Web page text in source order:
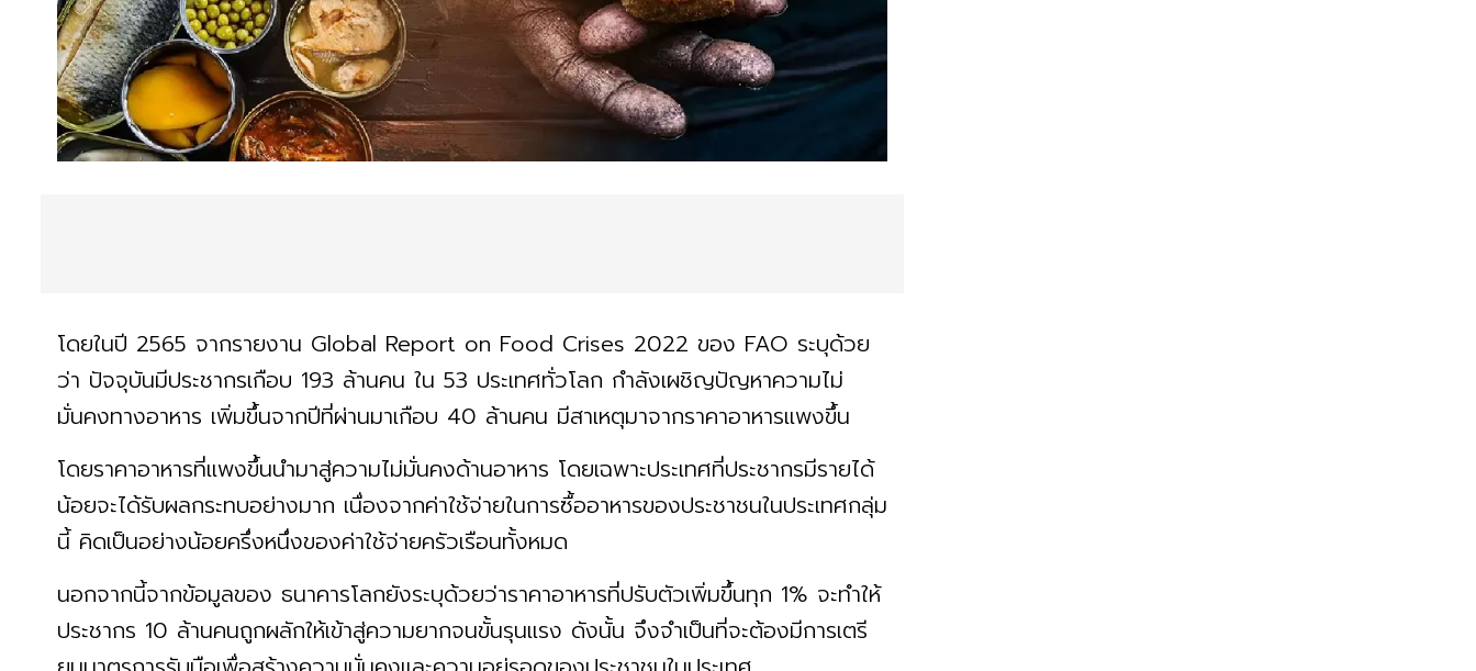
โดยในปี 2565 จากรายงาน Global Report on Food Crises 2022 ของ FAO ระบุด้วย
ว่า ปัจจุบันมีประชากรเกือบ 193 ล้านคน ใน 53 ประเทศทั่วโลก กำลังเผชิญปัญหาความไม่
มั่นคงทางอาหาร เพิ่มขึ้นจากปีที่ผ่านมาเกือบ 40 ล้านคน มีสาเหตุมาจากราคาอาหารแพงขึ้น
โดยราคาอาหารที่แพงขึ้นนำมาสู่ความไม่มั่นคงด้านอาหาร โดยเฉพาะประเทศที่ประชากรมีรายได้
น้อยจะได้รับผลกระทบอย่างมาก เนื่องจากค่าใช้จ่ายในการซื้ออาหารของประชาชนในประเทศกลุ่ม
นี้ คิดเป็นอย่างน้อยครึ่งหนึ่งของค่าใช้จ่ายครัวเรือนทั้งหมด
นอกจากนี้จากข้อมูลของ ธนาคารโลกยังระบุด้วยว่าราคาอาหารที่ปรับตัวเพิ่มขึ้นทุก 1% จะทำให้
ประชากร 10 ล้านคนถูกผลักให้เข้าสู่ความยากจนขั้นรุนแรง ดังนั้น จึงจำเป็นที่จะต้องมีการเตรี